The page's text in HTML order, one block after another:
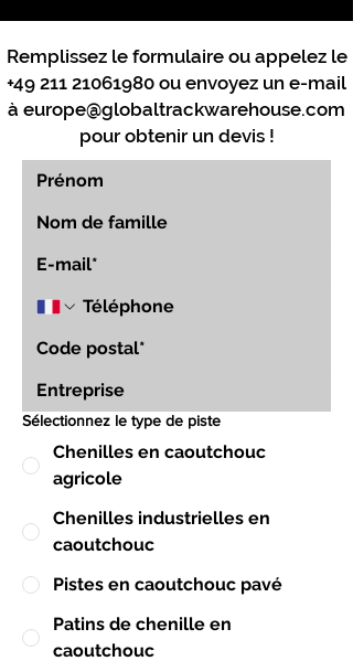
Remplissez le formulaire ou appelez le
+49 211 21061980 ou envoyez un e-mail
à europe@globaltrackwarehouse.com
pour obtenir un devis !
Sélectionnez le type de piste
Chenilles en caoutchouc
agricole
Chenilles industrielles en
caoutchouc
Pistes en caoutchouc pavé
Patins de chenille en
caoutchouc